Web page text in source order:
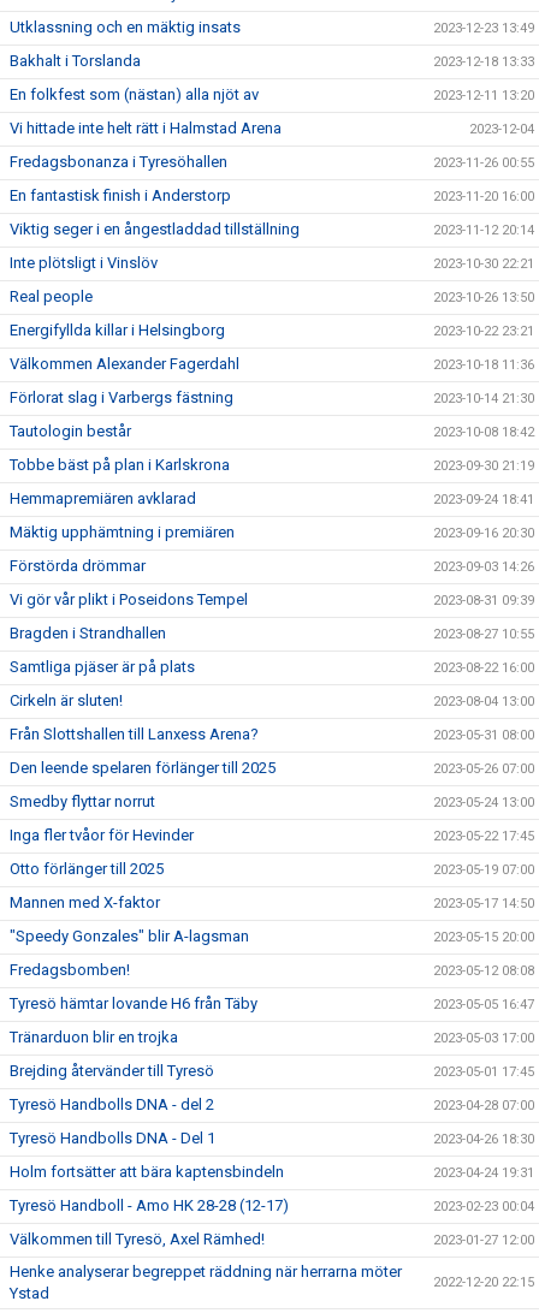
Utklassning och en mäktig insats 2023-12-23 13:49
Bakhalt i Torslanda 2023-12-18 13:33
En folkfest som (nästan) alla njöt av 2023-12-11 13:20
Vi hittade inte helt rätt i Halmstad Arena 2023-12-04
Fredagsbonanza i Tyresöhallen 2023-11-26 00:55
En fantastisk finish i Anderstorp 2023-11-20 16:00
Viktig seger i en ångestladdad tillställning 2023-11-12 20:14
Inte plötsligt i Vinslöv 2023-10-30 22:21
Real people 2023-10-26 13:50
Energifyllda killar i Helsingborg 2023-10-22 23:21
Välkommen Alexander Fagerdahl 2023-10-18 11:36
Förlorat slag i Varbergs fästning 2023-10-14 21:30
Tautologin består 2023-10-08 18:42
Tobbe bäst på plan i Karlskrona 2023-09-30 21:19
Hemmapremiären avklarad 2023-09-24 18:41
Mäktig upphämtning i premiären 2023-09-16 20:30
Förstörda drömmar 2023-09-03 14:26
Vi gör vår plikt i Poseidons Tempel 2023-08-31 09:39
Bragden i Strandhallen 2023-08-27 10:55
Samtliga pjäser är på plats 2023-08-22 16:00
Cirkeln är sluten! 2023-08-04 13:00
Från Slottshallen till Lanxess Arena? 2023-05-31 08:00
Den leende spelaren förlänger till 2025 2023-05-26 07:00
Smedby flyttar norrut 2023-05-24 13:00
Inga fler tvåor för Hevinder 2023-05-22 17:45
Otto förlänger till 2025 2023-05-19 07:00
Mannen med X-faktor 2023-05-17 14:50
"Speedy Gonzales" blir A-lagsman 2023-05-15 20:00
Fredagsbomben! 2023-05-12 08:08
Tyresö hämtar lovande H6 från Täby 2023-05-05 16:47
Tränarduon blir en trojka 2023-05-03 17:00
Brejding återvänder till Tyresö 2023-05-01 17:45
Tyresö Handbolls DNA - del 2 2023-04-28 07:00
Tyresö Handbolls DNA - Del 1 2023-04-26 18:30
Holm fortsätter att bära kaptensbindeln 2023-04-24 19:31
Tyresö Handboll - Amo HK 28-28 (12-17) 2023-02-23 00:04
Välkommen till Tyresö, Axel Rämhed! 2023-01-27 12:00
Henke analyserar begreppet räddning när herrarna möter
Ystad
2022-12-20 22:15